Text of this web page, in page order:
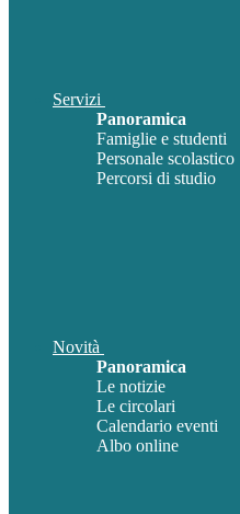
Servizi
Panoramica
Famiglie e studenti
Personale scolastico
Percorsi di studio
Novità
Panoramica
Le notizie
Le circolari
Calendario eventi
Albo online